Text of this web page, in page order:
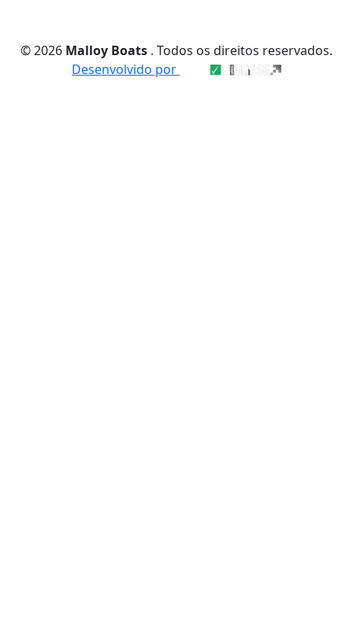
© 2026 Malloy Boats . Todos os direitos reservados.
Desenvolvido por